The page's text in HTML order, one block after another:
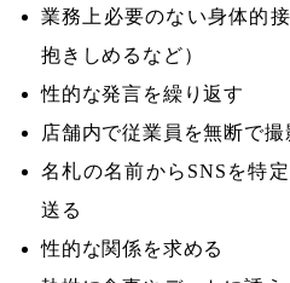
業務上必要のない身体的
抱きしめるなど）
性的な発言を繰り返す
店舗内で従業員を無断で撮
名札の名前からSNSを特
送る
性的な関係を求める